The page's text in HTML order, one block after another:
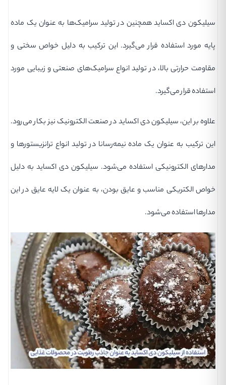
سیلیکون دی اکساید همچنین در تولید سرامیک‌ها به عنوان یک ماده
پایه مورد استفاده قرار می‌گیرد. این ترکیب به دلیل خواص سختی و
مقاومت حرارتی بالا، در تولید انواع سرامیک‌های صنعتی و زیبایی مورد
استفاده قرار می‌گیرد.
علاوه بر این، سیلیکون دی اکساید در صنعت الکترونیک نیز بکار می‌رود.
این ترکیب به عنوان یک ماده نیمه‌رسانا در تولید انواع ترانزیستورها و
مدارهای الکترونیکی استفاده می‌شود. سیلیکون دی اکساید به دلیل
خواص الکتریکی مناسب و عایق بودن، به عنوان یک لایه عایق در این
مدارها استفاده می‌شود.